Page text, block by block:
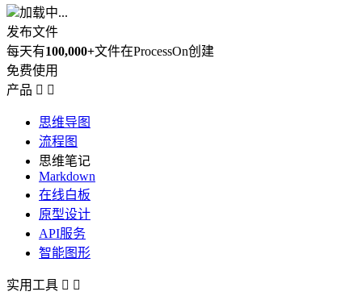
加载中...
发布文件
每天有100,000+文件在ProcessOn创建
免费使用
产品  
思维导图
流程图
思维笔记
Markdown
在线白板
原型设计
API服务
智能图形
实用工具  